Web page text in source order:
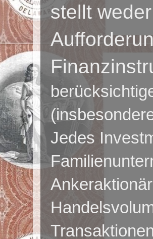
stellt
Jedes